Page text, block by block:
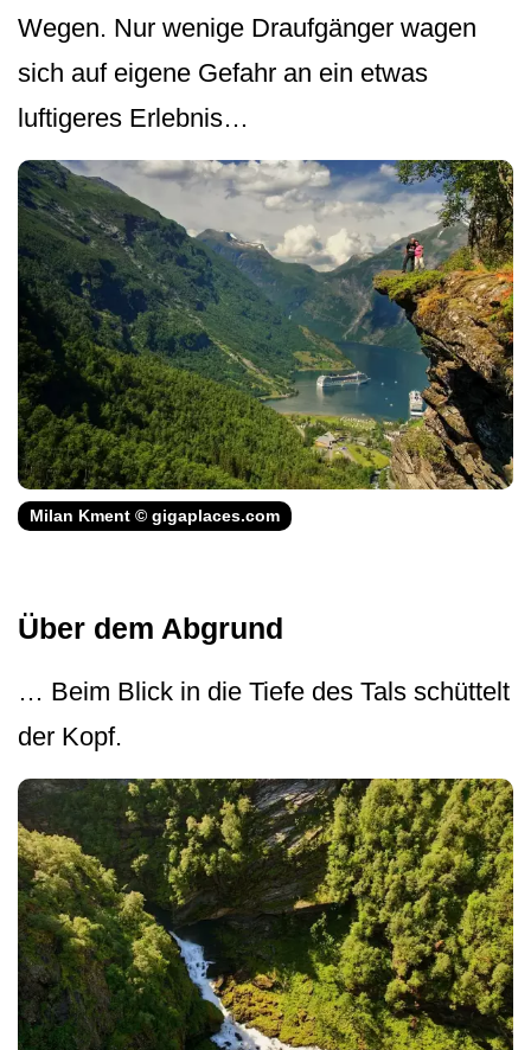
Wegen. Nur wenige Draufgänger wagen
sich auf eigene Gefahr an ein etwas
luftigeres Erlebnis…
Milan Kment © gigaplaces.com
Über dem Abgrund
… Beim Blick in die Tiefe des Tals schüttelt
der Kopf.